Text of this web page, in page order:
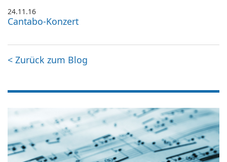
24.11.16
Cantabo-Konzert
< Zurück zum Blog